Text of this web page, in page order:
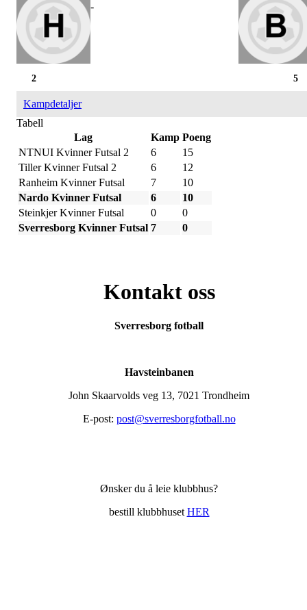
-
5
2
Kampdetaljer
Tabell
Lag
Kamp Poeng
NTNUI Kvinner Futsal 2
6
15
Tiller Kvinner Futsal 2
6
12
Ranheim Kvinner Futsal
7
10
Nardo Kvinner Futsal
6
10
Steinkjer Kvinner Futsal
0
0
Sverresborg Kvinner Futsal 7 0
Kontakt oss
Sverresborg fotball
Havsteinbanen
John Skaarvolds veg 13, 7021 Trondheim
E-post: post@sverresborgfotball.no
Ønsker du å leie klubbhus?
bestill klubbhuset HER